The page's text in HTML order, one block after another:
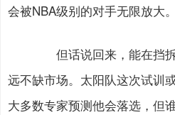
会被NBA级别的对手无限放大。
但话说回来，能在挡拆
远不缺市场。太阳队这次试训
大多数专家预测他会落选，但